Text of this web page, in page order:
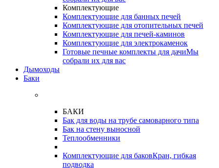
Комплектующие
Комплектующие для банных печей
Комплектующие для отопительных печей
Комплектующие для печей-каминов
Комплектующие для электрокаменок
Готовые печные комплекты для дачиМы
собрали их для вас
Дымоходы
Баки
БАКИ
Бак для воды на трубе самоварного типа
Бак на стену выносной
Теплообменники
Комплектующие для баковКран, гибкая
подводка